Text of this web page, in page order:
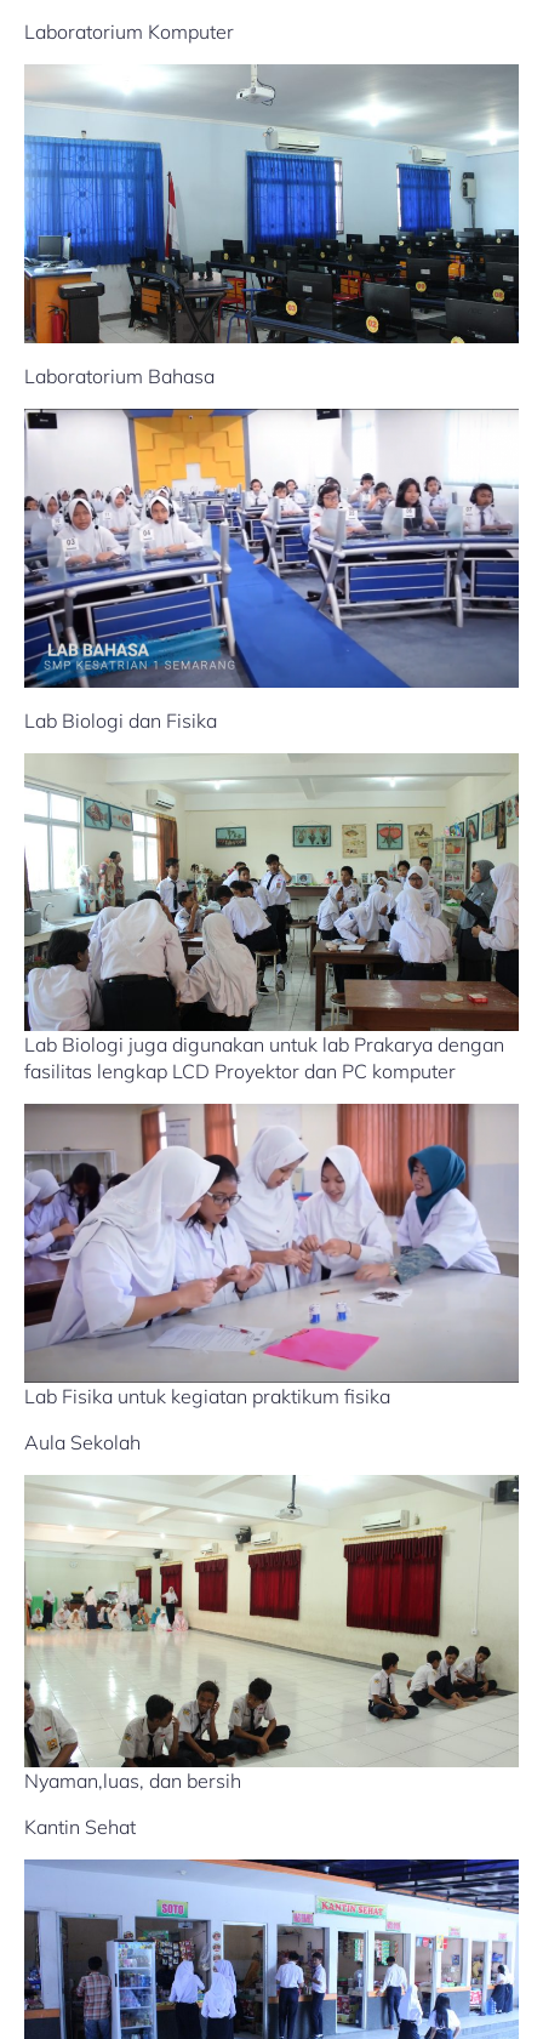
Laboratorium Komputer
Laboratorium Bahasa
Lab Biologi dan Fisika
Lab Biologi juga digunakan untuk lab Prakarya dengan
fasilitas lengkap LCD Proyektor dan PC komputer
Lab Fisika untuk kegiatan praktikum fisika
Aula Sekolah
Nyaman,luas, dan bersih
Kantin Sehat